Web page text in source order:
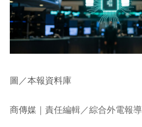
圖／本報資料庫
商傳媒 ｜責任編輯／綜合外電報導